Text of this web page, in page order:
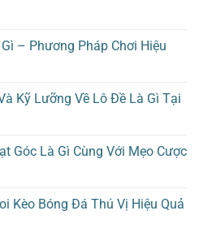
– Phương Pháp Chơi Hiệu
Kỹ Lưỡng Về Lô Đề Là Gì Tại
Góc Là Gì Cùng Với Mẹo Cược
Kèo Bóng Đá Thú Vị Hiệu Quả